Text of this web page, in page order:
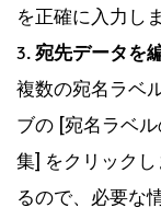
を正確に入力しま
3.宛先データを
複数の宛名ラベ
ブの [宛名ラベ
集] をクリック
るので、必要な